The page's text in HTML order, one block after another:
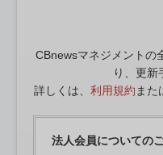
CBnewsマネジメントの
り、更新
詳しくは、 利用規約 また
法人会員についての